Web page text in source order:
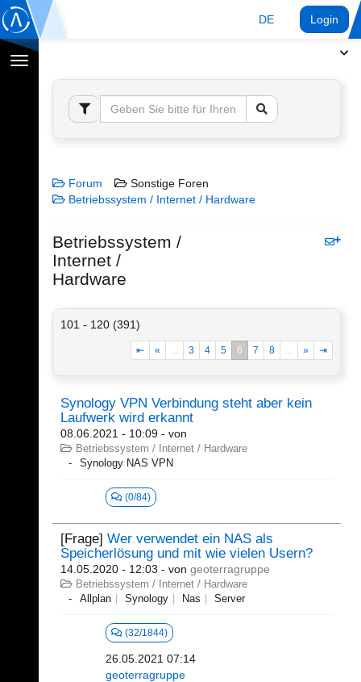
DE Login
Navigation
umschalten
Forum
Sonstige Foren
Betriebssystem / Internet / Hardware
Betriebssystem /
Internet /
Hardware
101 - 120 (391)
⇤ « ... 3 4 5 6 7 8 ... » ⇥
Synology VPN Verbindung steht aber kein
Laufwerk wird erkannt
08.06.2021 - 10:09 - von
Betriebssystem / Internet / Hardware
Synology NAS VPN
(0/84)
[Frage] Wer verwendet ein NAS als
Speicherlösung und mit wie vielen Usern?
14.05.2020 - 12:03 - von geoterragruppe
Betriebssystem / Internet / Hardware
Allplan
Synology Nas Server
(32/1844)
26.05.2021 07:14
geoterragruppe